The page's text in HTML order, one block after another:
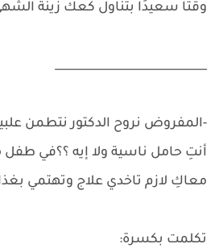
وقتًا سعيدًا بتناول كعك زينة
___________________________
-المفروض نروح الدكتور نتطمن
أنتِ حامل ناسية ولا إيه ؟؟في
معاكِ لازم تاخدي علاج وتهتمي
تكلمت بكسرة: